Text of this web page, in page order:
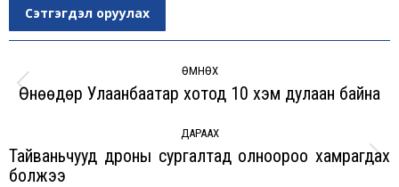
Сэтгэгдэл оруулах
navigation
ӨМНӨХ
Previous
Өнөөдөр Улаанбаатар хотод 10 хэм дулаан байна
ДАРААХ
Next
Тайваньчууд дроны сургалтад олноороо хамрагдах
болжээ